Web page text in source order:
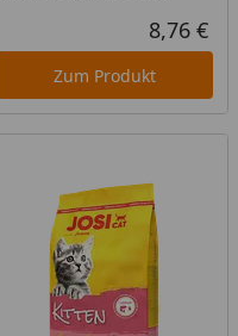
Preis 8,76 €
Zum Produkt